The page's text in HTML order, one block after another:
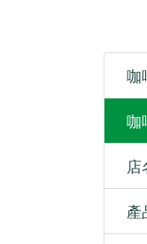
咖
咖
店
產